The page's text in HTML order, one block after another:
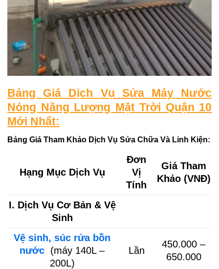
Bảng Giá Dịch Vụ Sửa Máy Nước
Nóng Năng Lượng Mặt Trời Quận 10
Mới Nhất:
Bảng Giá Tham Khảo Dịch Vụ Sửa Chữa Và Linh Kiện:
Hạng Mục Dịch Vụ
Đơn
Vị
Tính
Giá Tham
Khảo (VNĐ)
I. Dịch Vụ Cơ Bản & Vệ
Sinh
Vệ sinh, súc rửa bồn
nước (máy 140L –
200L)
Lần
450.000 –
650.000